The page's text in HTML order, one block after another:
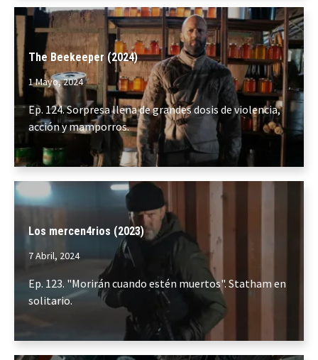
The Beekeeper (2024)
1 Mayo, 2024
Ep. 124. Sorpresa llena de grandes dosis de violencia,
acción y mamporros.
Los mercen4rios (2023)
7 Abril, 2024
Ep. 123. "Morirán cuando estén muertos". Statham en
solitario.